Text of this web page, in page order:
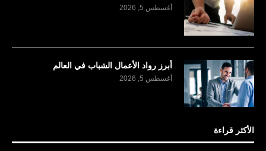
أغسطس 5, 2026
أبرز رواد الأعمال الشباب في العالم
أغسطس 5, 2026
الأكثر قراءة